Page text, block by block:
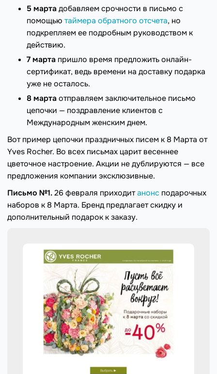
5 мартадобавляем срочности в письмо с
помощью таймера обратного отсчета, но
подкрепляем ее подробным руководством к
действию.
7 марта пришло время предложить онлайн-
сертификат, ведь времени на доставку подарка
уже не осталось.
8 мартаотправляем заключительное письмо
цепочки — поздравление клиентов с
Международным женским днем.
Вот пример цепочки праздничных писем к 8 Марта от
Yves Rocher. Во всех письмах царит весеннее
цветочное настроение. Акции не дублируются — все
предложения компании эксклюзивные.
Письмо №1.26 февраля приходитанонс подарочных
наборов к 8 Марта. Бренд предлагает скидку и
дополнительный подарок к заказу.